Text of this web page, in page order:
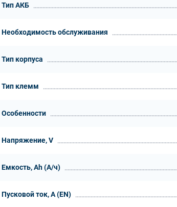
Тип АКБ
Необходимость обслуживания
Тип корпуса
Тип клемм
Особенности
Напряжение, V
Емкость, Ah (А/ч)
Пусковой ток, А (EN)